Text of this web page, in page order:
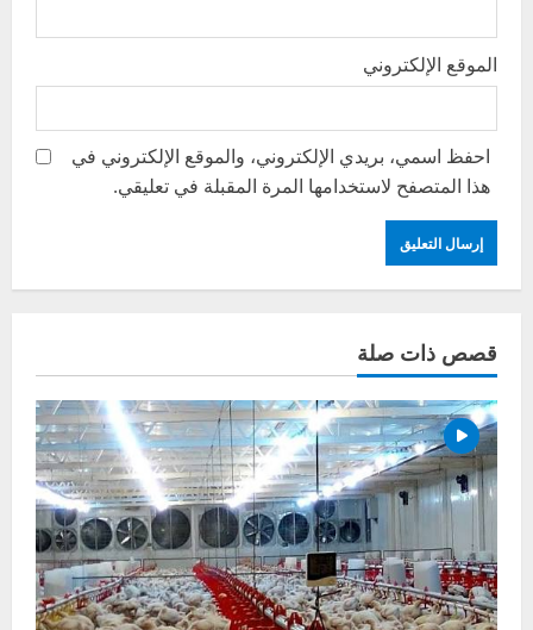
الموقع الإلكتروني
احفظ اسمي، بريدي الإلكتروني، والموقع الإلكتروني في
هذا المتصفح لاستخدامها المرة المقبلة في تعليقي.
قصص ذات صلة